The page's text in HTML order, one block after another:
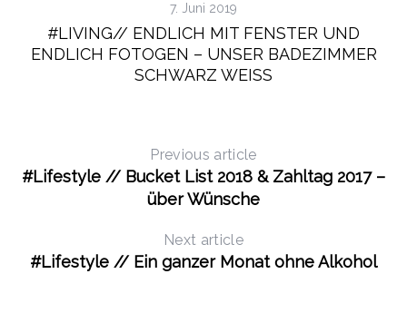
7. Juni 2019
#LIVING// ENDLICH MIT FENSTER UND
ENDLICH FOTOGEN – UNSER BADEZIMMER
SCHWARZ WEISS
Previous article
#Lifestyle // Bucket List 2018 & Zahltag 2017 –
über Wünsche
Next article
#Lifestyle // Ein ganzer Monat ohne Alkohol